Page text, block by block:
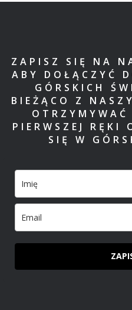
ZAPISZ SIĘ NA
ABY DOŁĄCZYĆ
GÓRSKICH
BIEŻĄCO Z
PIERWSZEJ RĘKI
SIĘ W